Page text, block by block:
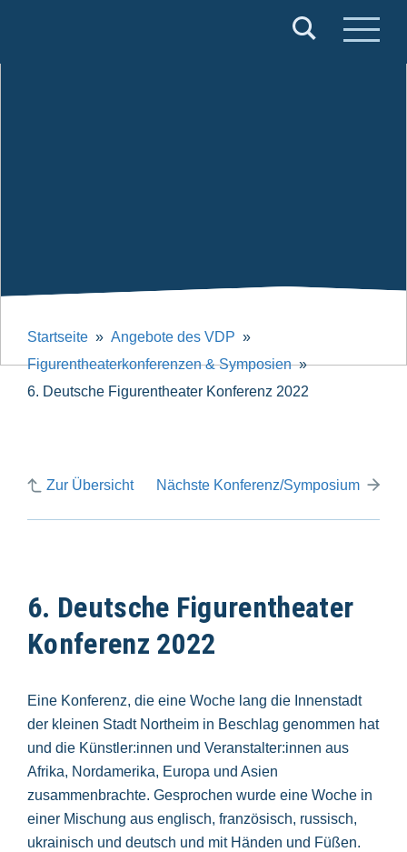
Startseite
Angebote des VDP
Figurentheaterkonferenzen & Symposien
6. Deutsche Figurentheater Konferenz 2022
Zur Übersicht Nächste Konferenz/Symposium
6. Deutsche Figurentheater
Konferenz 2022
Eine Konferenz, die eine Woche lang die Innenstadt
der kleinen Stadt Northeim in Beschlag genommen hat
und die Künstler:innen und Veranstalter:innen aus
Afrika, Nordamerika, Europa und Asien
zusammenbrachte. Gesprochen wurde eine Woche in
einer Mischung aus englisch, französisch, russisch,
ukrainisch und deutsch und mit Händen und Füßen.